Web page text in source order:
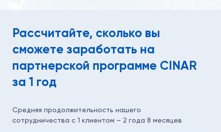
Рассчитайте, сколько вы
сможете заработать на
партнерской программе CINAR
за 1 год
Средняя продолжительность нашего
сотрудничества с 1 клиентом – 2 года 8 месяцев